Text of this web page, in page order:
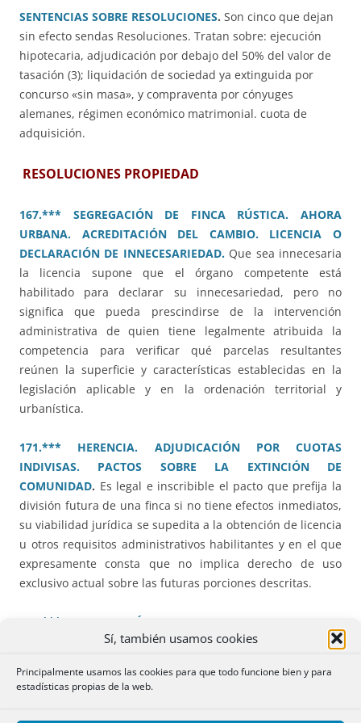
Sí, también usamos cookies
Principalmente usamos las cookies para que todo funcione bien y para
estadísticas propias de la web.
SENTENCIAS SOBRE RESOLUCIONES. Son cinco que dejan
sin efecto sendas Resoluciones. Tratan sobre: ejecución
hipotecaria, adjudicación por debajo del 50% del valor de
tasación (3); liquidación de sociedad ya extinguida por
concurso «sin masa», y compraventa por cónyuges
alemanes, régimen económico matrimonial. cuota de
adquisición.
RESOLUCIONES PROPIEDAD
167.*** SEGREGACIÓN DE FINCA RÚSTICA. AHORA
URBANA. ACREDITACIÓN DEL CAMBIO. LICENCIA O
DECLARACIÓN DE INNECESARIEDAD.Que sea innecesaria
la licencia supone que el órgano competente está
habilitado para declarar su innecesariedad, pero no
significa que pueda prescindirse de la intervención
administrativa de quien tiene legalmente atribuida la
competencia para verificar qué parcelas resultantes
reúnen la superficie y características establecidas en la
legislación aplicable y en la ordenación territorial y
urbanística.
171.*** HERENCIA. ADJUDICACIÓN POR CUOTAS
INDIVISAS. PACTOS SOBRE LA EXTINCIÓN DE
COMUNIDAD. Es legal e inscribible el pacto que prefija la
división futura de una finca si no tiene efectos inmediatos,
su viabilidad jurídica se supedita a la obtención de licencia
u otros requisitos administrativos habilitantes y en el que
expresamente consta que no implica derecho de uso
exclusivo actual sobre las futuras porciones descritas.
176.*** EJECUCIÓN JUDICIAL HIPOTECARIA.
INCUMPLIMIENTO APLICACIÓN ART 671 LEC.
Las
detalle el lugar y la forma en que las comunicaciones se
que el deudor ha sido demandado y requerido de pago en